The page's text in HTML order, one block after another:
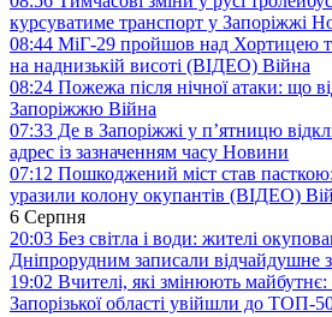
курсуватиме транспорт у Запоріжжі
08:44 МіГ-29 пройшов над Хортицею
на наднизькій висоті (ВІДЕО) Війна
08:24 Пожежа після нічної атаки: що
Запоріжжю Війна
07:33 Де в Запоріжжі у п’ятницю
адрес із зазначенням часу Новини
07:12 Пошкоджений міст став
уразили колону окупантів (ВІДЕО)
6 Серпня
20:03 Без світла і води: жителі
Дніпрорудним записали відчайдушне
19:02 Вчителі, які змінюють майбутнє:
Запорізької області увійшли до